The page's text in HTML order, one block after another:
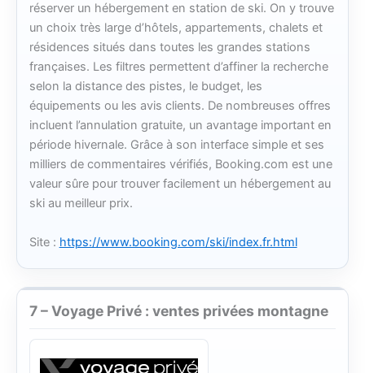
réserver un hébergement en station de ski. On y trouve
un choix très large d’hôtels, appartements, chalets et
résidences situés dans toutes les grandes stations
françaises. Les filtres permettent d’affiner la recherche
selon la distance des pistes, le budget, les
équipements ou les avis clients. De nombreuses offres
incluent l’annulation gratuite, un avantage important en
période hivernale. Grâce à son interface simple et ses
milliers de commentaires vérifiés, Booking.com est une
valeur sûre pour trouver facilement un hébergement au
ski au meilleur prix.
Site : https://www.booking.com/ski/index.fr.html
7 – Voyage Privé : ventes privées montagne